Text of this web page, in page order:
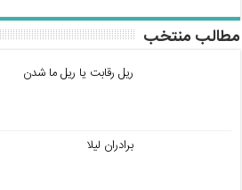
مطالب منتخب
ریل رقابت یا ریل ما شدن
برادران لیلا